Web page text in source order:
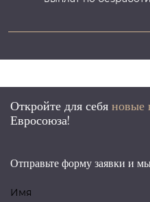
Откройте для себя новые
Евросоюза!
Отправьте форму заявки и